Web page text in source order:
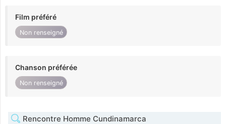
Film préféré
Non renseigné
Chanson préférée
Non renseigné
Rencontre Homme Cundinamarca